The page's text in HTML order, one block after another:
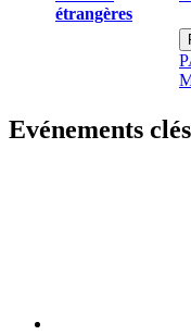
étrangères
Evénements clés